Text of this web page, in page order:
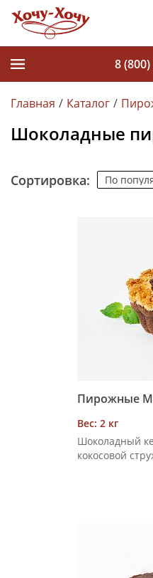
8
Главная Каталог
Шоколадные
Сортировка:
Пирожные
Вес: 2 кг
Шоколадный
кокосовой